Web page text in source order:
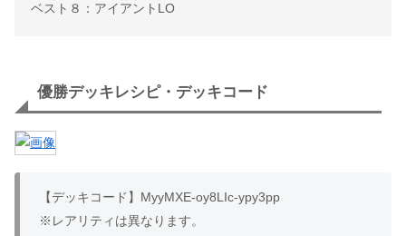
ベスト８：アイアントLO
優勝デッキレシピ・デッキコード
【デッキコード】MyyMXE-oy8LIc-ypy3pp
※レアリティは異なります。